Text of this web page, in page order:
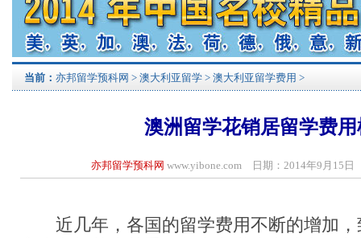
当前： 亦邦留学预科网 > 澳大利亚留学 > 澳大利亚留学费用 >
澳洲留学花销居留学费
亦邦留学预科网 www.yibone.com 日期：2014年9月15
近几年，各国的留学费用不断的增加，